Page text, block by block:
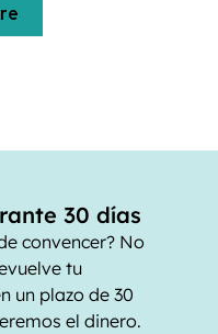
30 días
convencer? No
tu
un plazo de 30
el dinero.